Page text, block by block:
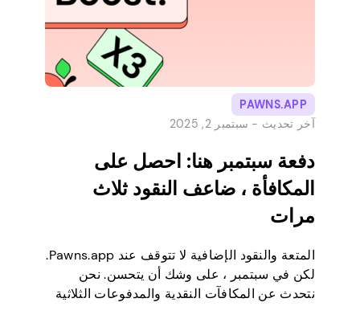
PAWNS.APP
آخر تحديث - سبتمبر 2, 2025
دفعة سبتمبر هنا: احصل على
المكافأة ، ضاعف النقود ثلاث
مرات
المتعة والنقود الإضافية لا تتوقف عند Pawns.app.
لكن في سبتمبر ، على وشك أن يتحسن. نحن
نتحدث عن المكافآت النقدية والمدفوعات الثلاثية